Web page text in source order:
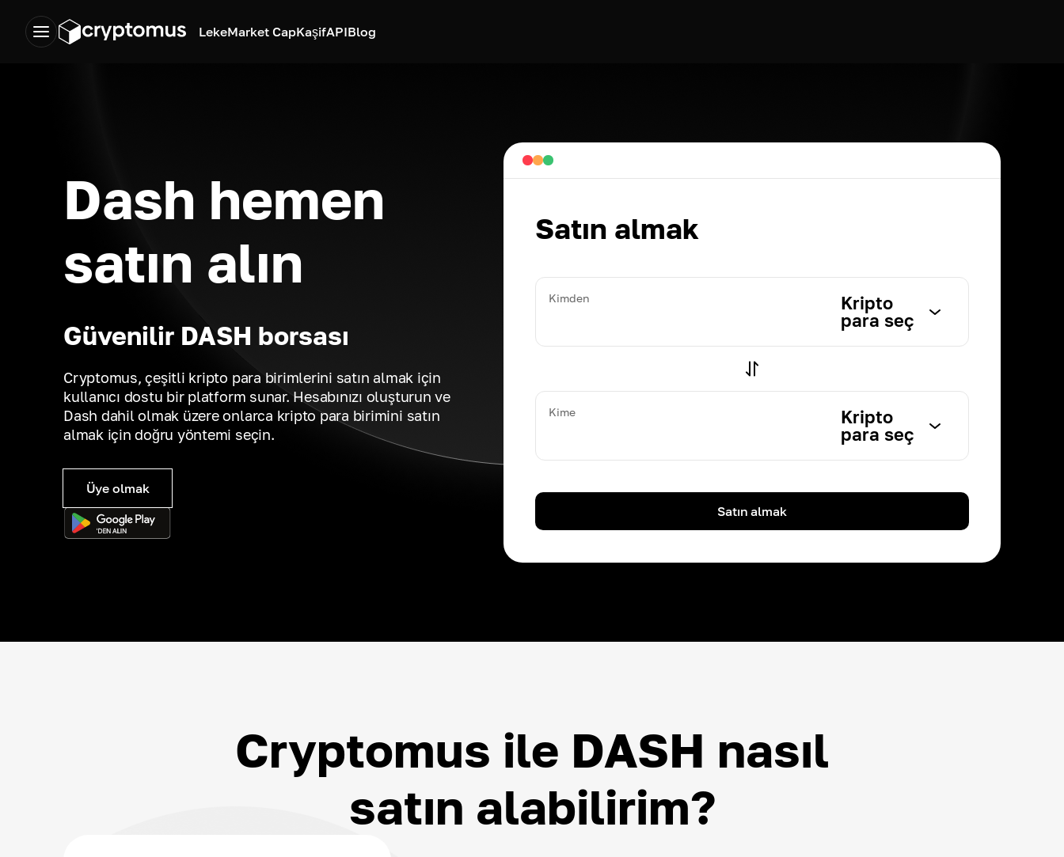
LekeMarket CapKaşifAPIBlog
Dash hemen
satın alın
Güvenilir DASH borsası
Cryptomus, çeşitli kripto para birimlerini satın almak için
kullanıcı dostu bir platform sunar. Hesabınızı oluşturun ve
Dash dahil olmak üzere onlarca kripto para birimini satın
almak için doğru yöntemi seçin.
Üye olmak
Satın almak
Kimden
Kripto
para seç
Kime
Kripto
para seç
Satın almak
Cryptomus ile DASH nasıl
satın alabilirim?